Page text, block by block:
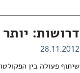
דרושות:
28.11.2012
שיתוף פעולה בין